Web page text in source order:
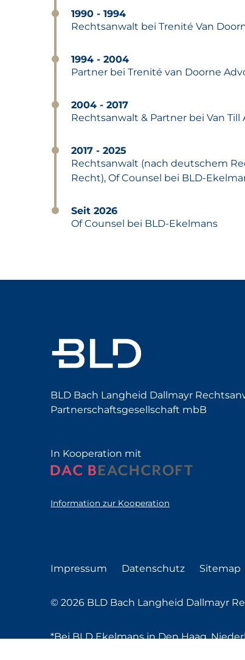
1990 - 1994
Rechtsanwalt bei Trenité Van
1994 - 2004
Partner bei Trenité van Doorne
2004 - 2017
Rechtsanwalt & Partner bei Van
2017 - 2025
Rechtsanwalt (nach deutschem
Recht), Of Counsel bei BLD-
Seit 2026
Of Counsel bei BLD-Ekelmans
BLD Bach Langheid Dallmayr
Partnerschaftsgesellschaft mbB
In Kooperation mit
Information zur Kooperation
Impressum Datenschutz Sitemap
© 2026 BLD Bach Langheid Dallmayr
*Bei BLD Ekelmans in Den Haag,